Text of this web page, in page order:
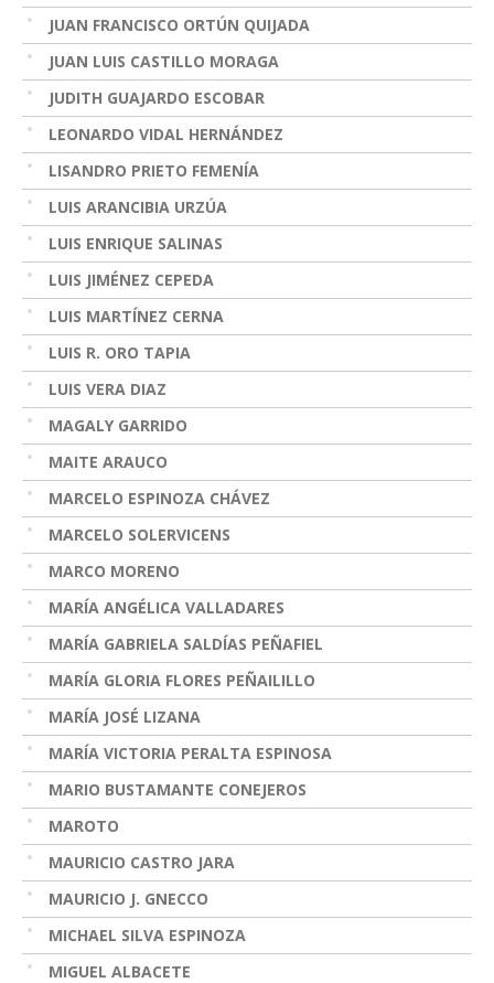
JUAN FRANCISCO ORTÚN QUIJADA
JUAN LUIS CASTILLO MORAGA
JUDITH GUAJARDO ESCOBAR
LEONARDO VIDAL HERNÁNDEZ
LISANDRO PRIETO FEMENÍA
LUIS ARANCIBIA URZÚA
LUIS ENRIQUE SALINAS
LUIS JIMÉNEZ CEPEDA
LUIS MARTÍNEZ CERNA
LUIS R. ORO TAPIA
LUIS VERA DIAZ
MAGALY GARRIDO
MAITE ARAUCO
MARCELO ESPINOZA CHÁVEZ
MARCELO SOLERVICENS
MARCO MORENO
MARÍA ANGÉLICA VALLADARES
MARÍA GABRIELA SALDÍAS PEÑAFIEL
MARÍA GLORIA FLORES PEÑAILILLO
MARÍA JOSÉ LIZANA
MARÍA VICTORIA PERALTA ESPINOSA
MARIO BUSTAMANTE CONEJEROS
MAROTO
MAURICIO CASTRO JARA
MAURICIO J. GNECCO
MICHAEL SILVA ESPINOZA
MIGUEL ALBACETE